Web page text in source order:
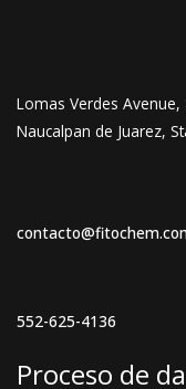
Lomas Verdes
Naucalpan de Juarez,
552-625-4136
Proceso de